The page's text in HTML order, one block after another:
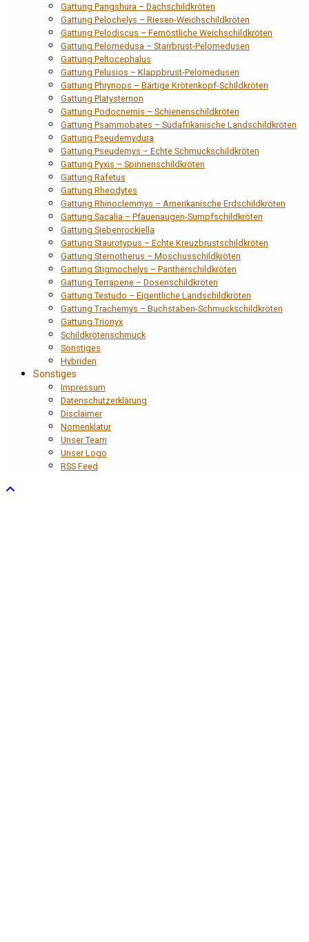
Gattung Pangshura – Dachschildkröten
Gattung Pelochelys – Riesen-Weichschildkröten
Gattung Pelodiscus – Fernöstliche Weichschildkröten
Gattung Pelomedusa – Starrbrust-Pelomedusen
Gattung Peltocephalus
Gattung Pelusios – Klappbrust-Pelomedusen
Gattung Phrynops – Bärtige Krötenkopf-Schildkröten
Gattung Platysternon
Gattung Podocnemis – Schienenschildkröten
Gattung Psammobates – Südafrikanische Landschildkröten
Gattung Pseudemydura
Gattung Pseudemys – Echte Schmuckschildkröten
Gattung Pyxis – Spinnenschildkröten
Gattung Rafetus
Gattung Rheodytes
Gattung Rhinoclemmys – Amerikanische Erdschildkröten
Gattung Sacalia – Pfauenaugen-Sumpfschildkröten
Gattung Siebenrockiella
Gattung Staurotypus – Echte Kreuzbrustschildkröten
Gattung Sternotherus – Moschusschildkröten
Gattung Stigmochelys – Pantherschildkröten
Gattung Terrapene – Dosenschildkröten
Gattung Testudo – Eigentliche Landschildkröten
Gattung Trachemys – Buchstaben-Schmuckschildkröten
Gattung Trionyx
Schildkrötenschmuck
Sonstiges
Hybriden
Sonstiges
Impressum
Datenschutzerklärung
Disclaimer
Nomenklatur
Unser Team
Unser Logo
RSS Feed